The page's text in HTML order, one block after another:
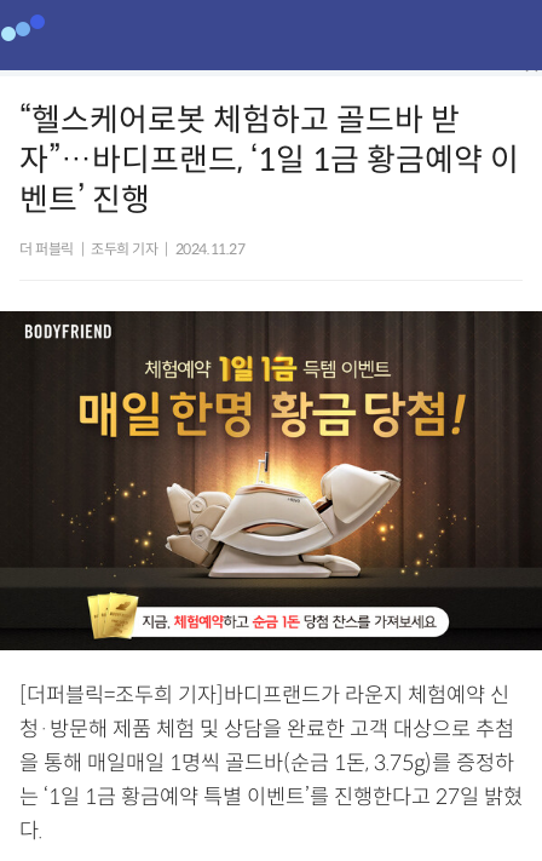
“헬스케어로봇 체험하고 골드바 받
자”…바디프랜드, ‘1일 1금 황금예약 이
벤트’ 진행
더 퍼블릭 조두희 기자 2024.11.27
[더퍼블릭=조두희 기자]바디프랜드가 라운지 체험예약 신
청·방문해 제품 체험 및 상담을 완료한 고객 대상으로 추첨
을 통해 매일매일 1명씩 골드바(순금 1돈, 3.75g)를 증정하
는 ‘1일 1금 황금예약 특별 이벤트’를 진행한다고 27일 밝혔
다.